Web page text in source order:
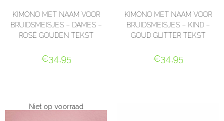
KIMONO MET NAAM VOOR
BRUIDSMEISJES – DAMES –
ROSÉ GOUDEN TEKST
€34,95
KIMONO MET NAAM VOOR
BRUIDSMEISJES – KIND –
GOUD GLITTER TEKST
€34,95
Niet op voorraad